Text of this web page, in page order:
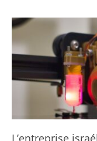
L’entreprise